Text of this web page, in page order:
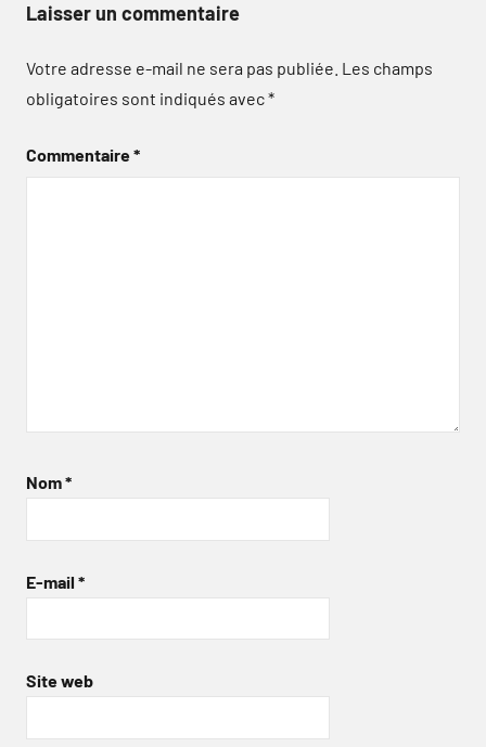
Laisser un commentaire
Votre adresse e-mail ne sera pas publiée. Les champs
obligatoires sont indiqués avec*
Commentaire*
Nom*
E-mail *
Site web